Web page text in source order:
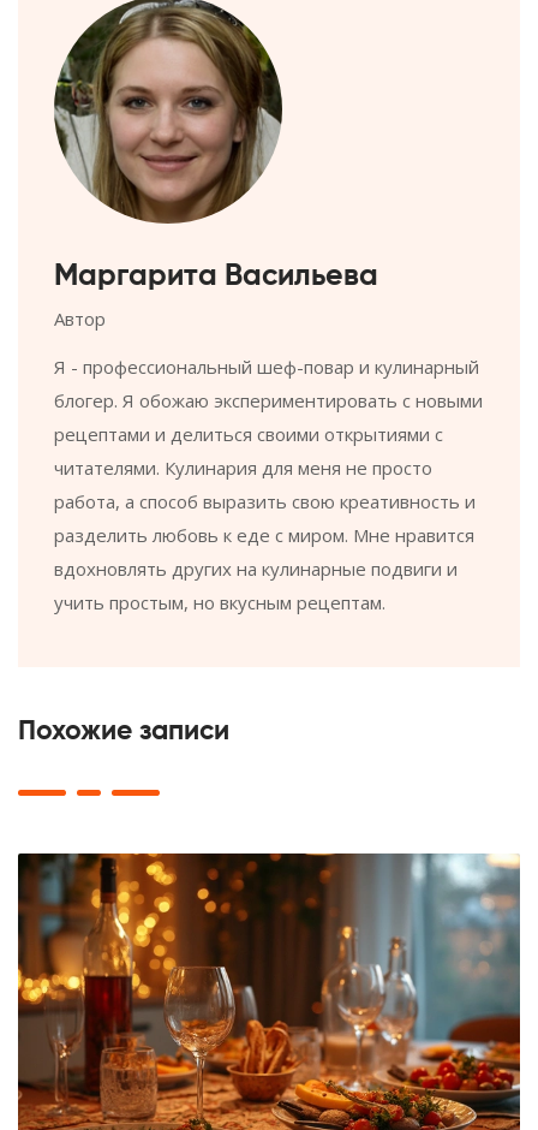
Маргарита Васильева
Автор
Я - профессиональный шеф-повар и кулинарный
блогер. Я обожаю экспериментировать с новыми
рецептами и делиться своими открытиями с
читателями. Кулинария для меня не просто
работа, а способ выразить свою креативность и
разделить любовь к еде с миром. Мне нравится
вдохновлять других на кулинарные подвиги и
учить простым, но вкусным рецептам.
Похожие записи